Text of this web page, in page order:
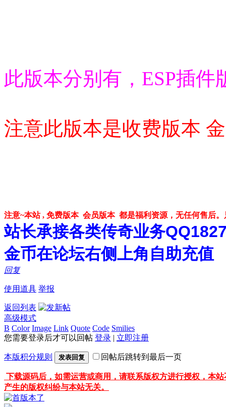
此版本分别有，ESP插
注意此版本是收费版本
注意~本站 , 免费版本 会员版本 都是福利资源，无任何售后
站长承接各类传奇业务
金币在论坛右侧上角自助充值
回复
使用道具 举报
返回列表
高级模式
B Color Image Link Quote Code Smilies
您需要登录后才可以回帖 登录 | 立即注册
本版积分规则 发表回复 回帖后跳转到最后一页
下载源码后，如需运营或商用，请联系版权方进行授权，本
产生的版权纠纷与本站无关。